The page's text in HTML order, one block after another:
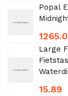
Popal
Large
15.89